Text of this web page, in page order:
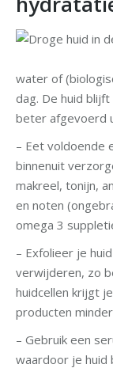
water of
dag. De huid
beter afgevoerd
– Eet voldoende
binnenuit
makreel, tonijn,
en noten
omega 3
– Exfolieer je
verwijderen, zo
huidcellen krijgt
producten
– Gebruik een
waardoor je